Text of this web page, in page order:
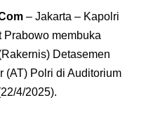
– Jakarta – Kapolri
membuka
Detasemen
(AT) Polri di Auditorium
4/2025).